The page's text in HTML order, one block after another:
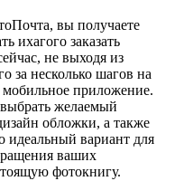
вы получаете
ихагого заказать
не выходя из
за несколько шагов на
мобильное приложение.
желаемый
обложки, а также
идеальный вариант для
ваших
фотокнигу.